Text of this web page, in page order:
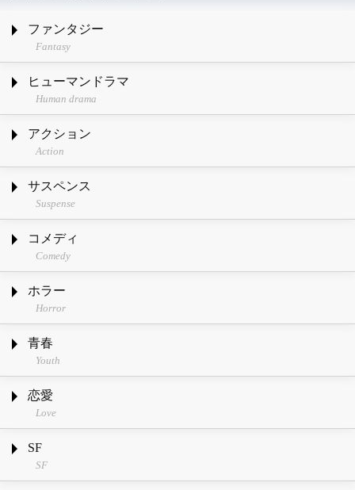
ファンタジー
Fantasy
ヒューマンドラマ
Human drama
アクション
Action
サスペンス
Suspense
コメディ
Comedy
ホラー
Horror
青春
Youth
恋愛
Love
SF
SF